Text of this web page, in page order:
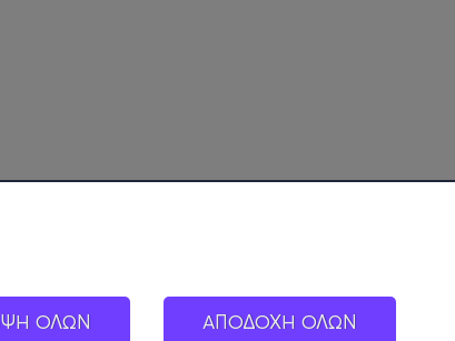
ΟΛΩΝ ΑΠΟΔΟΧΗ ΟΛΩΝ